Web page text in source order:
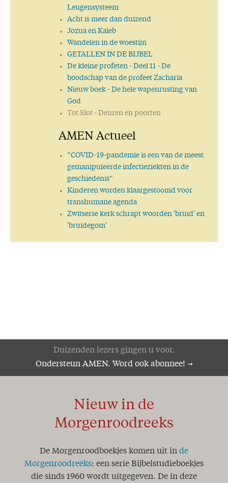
Overdenken!
De Naam aanroepen
Moed en bemoediging
De Allerhoogste
Van schaduw naar werkelijkheid
Leugensysteem
Acht is meer dan duizend
Jozua en Kaleb
Wandelen in de woestijn
GETALLEN IN DE BIJBEL
De kleine profeten- Deel 11 - De
boodschap van de profeet Zacharia
Nieuw boek- De hele wapenrusting van
God
Tot Slot- Deuren en poorten
AMEN Actueel
“COVID-19-pandemie is een van de meest
gemanipuleerde infectieziekten in de
geschiedenis”
Kinderen worden klaargestoomd voor
transhumane agenda
Zwitserse kerk schrapt woorden 'bruid' en
'bruidegom'
Duizenden lezers gingen u voor.
Ondersteun AMEN. Word ook abonnee!
Nieuw in de
Morgenroodreeks
De Morgenroodboekjes komen uit in de
Morgenroodreeks: een serie Bijbelstudieboekjes
die sinds 1960 wordt uitgegeven. De in deze